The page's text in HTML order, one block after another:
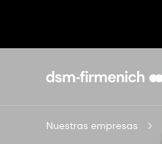
Nuestras empresas